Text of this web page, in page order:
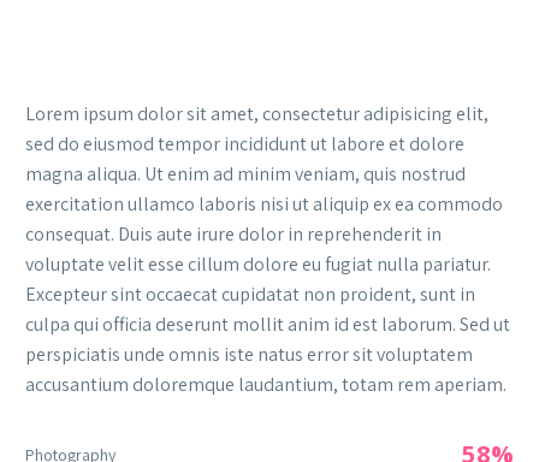
Lorem ipsum dolor sit amet, consectetur adipisicing elit,
sed do eiusmod tempor incididunt ut labore et dolore
magna aliqua. Ut enim ad minim veniam, quis nostrud
exercitation ullamco laboris nisi ut aliquip ex ea commodo
consequat. Duis aute irure dolor in reprehenderit in
voluptate velit esse cillum dolore eu fugiat nulla pariatur.
Excepteur sint occaecat cupidatat non proident, sunt in
culpa qui officia deserunt mollit anim id est laborum. Sed ut
perspiciatis unde omnis iste natus error sit voluptatem
accusantium doloremque laudantium, totam rem aperiam.
Photography 58%